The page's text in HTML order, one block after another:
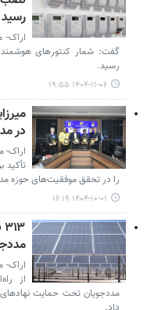
رسید
اراک-
رسید.
۱۴۰۴-۱۱-۰۶ ۱۹:۵۵
در
اراک-
را در تحقق موفقیت‌های حوزه
۱۴۰۴-۱۰-۰۱ ۱۶:۱۹
اراک-
مددجویان تحت حمایت نهادهای